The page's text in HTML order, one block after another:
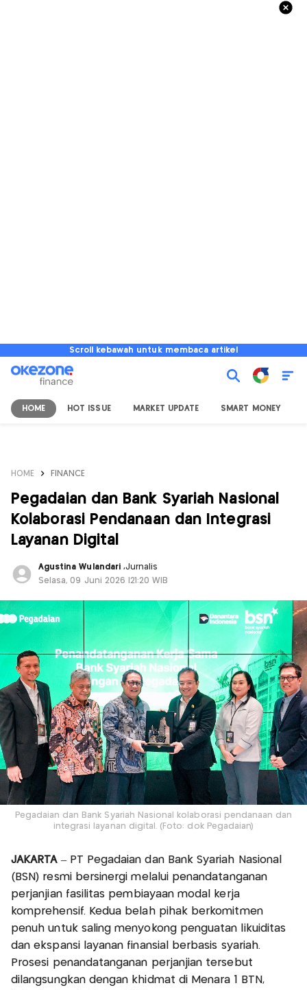
Scroll kebawah untuk membaca artikel
HOME HOT ISSUE MARKET UPDATE SMART MONEY
HOME FINANCE
Pegadaian dan Bank Syariah Nasional
Kolaborasi Pendanaan dan Integrasi
Layanan Digital
Agustina Wulandari ,Jurnalis
Selasa, 09 Juni 2026 |21:20 WIB
Pegadaian dan Bank Syariah Nasional kolaborasi pendanaan dan
integrasi layanan digital. (Foto: dok Pegadaian)
JAKARTA– PT Pegadaian dan Bank Syariah Nasional
(BSN) resmi bersinergi melalui penandatanganan
perjanjian fasilitas pembiayaan modal kerja
komprehensif. Kedua belah pihak berkomitmen
penuh untuk saling menyokong penguatan likuiditas
dan ekspansi layanan finansial berbasis syariah.
Prosesi penandatanganan perjanjian tersebut
dilangsungkan dengan khidmat di Menara 1 BTN,